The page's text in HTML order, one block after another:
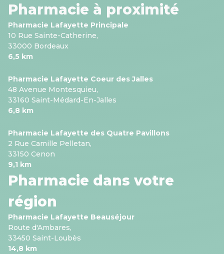
Pharmacie à proximité
Pharmacie Lafayette Principale
10 Rue Sainte-Catherine,
33000 Bordeaux
6,5 km
Pharmacie Lafayette Coeur des Jalles
48 Avenue Montesquieu,
33160 Saint-Médard-En-Jalles
6,8 km
Pharmacie Lafayette des Quatre Pavillons
2 Rue Camille Pelletan,
33150 Cenon
9,1 km
Pharmacie dans votre
région
Pharmacie Lafayette Beauséjour
Route d'Ambares,
33450 Saint-Loubès
14,8 km